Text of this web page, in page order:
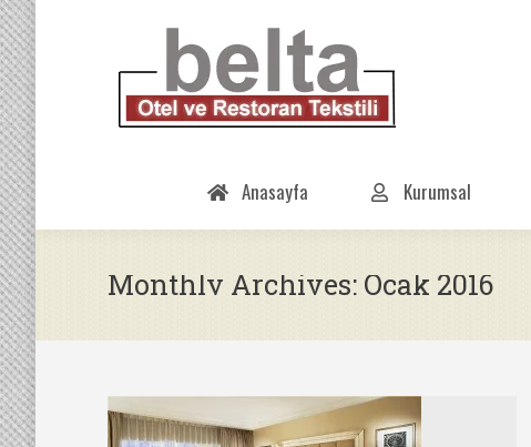
Anasayfa Kurumsal
Monthly Archives: Ocak 2016